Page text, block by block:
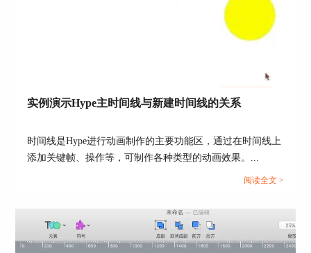
图5：修改时间线动画类型
上述步骤完成以后，关于制作动态的个人主页页面
的所有教程也就结束了，小伙伴们跟着小编一步一
页面效果。后续还会有更多有趣的Hype实例教程
发布在Hype中文网站上，欢迎各位小伙伴们继续关
注学习哦。
实例演示Hype主时间线与新建时间线的关系
时间线是Hype进行动画制作的主要功能区，通过在时间线上
添加关键帧、操作等，可制作各种类型的动画效果。...
阅读全文 >